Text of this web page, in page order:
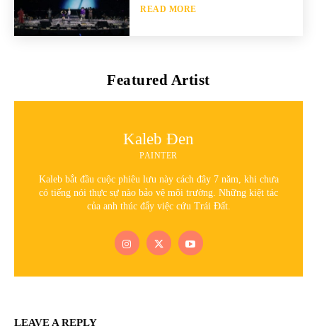
READ MORE
Featured Artist
Kaleb Đen
PAINTER
Kaleb bắt đầu cuộc phiêu lưu này cách đây 7 năm, khi chưa
có tiếng nói thực sự nào bảo vệ môi trường. Những kiệt tác
của anh thúc đẩy việc cứu Trái Đất.
LEAVE A REPLY